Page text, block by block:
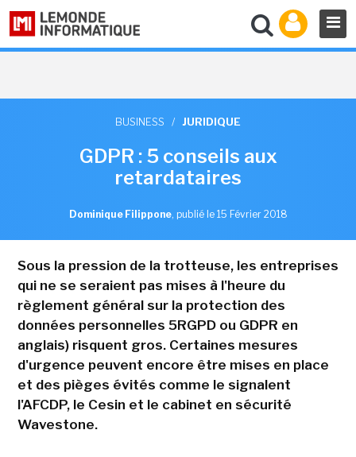
BUSINESS / JURIDIQUE
GDPR : 5 conseils aux
retardataires
Dominique Filippone, publié le 15 Février 2018
Sous la pression de la trotteuse, les entreprises
qui ne se seraient pas mises à l'heure du
règlement général sur la protection des
données personnelles 5RGPD ou GDPR en
anglais) risquent gros. Certaines mesures
d'urgence peuvent encore être mises en place
et des pièges évités comme le signalent
l'AFCDP, le Cesin et le cabinet en sécurité
Wavestone.